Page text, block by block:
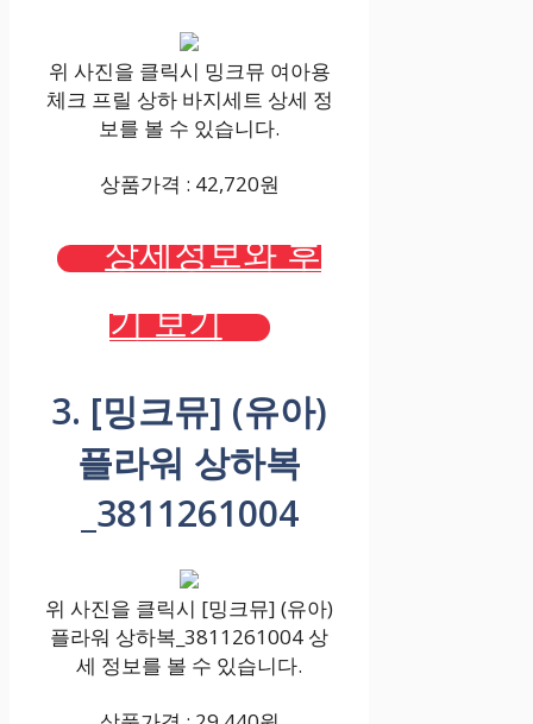
위 사진을 클릭시 밍크뮤 여아용
체크 프릴 상하 바지세트 상세 정
보를 볼 수 있습니다.
상품가격 : 42,720원
상세정보와 후
기 보기
3. [밍크뮤] (유아)
플라워 상하복
_3811261004
위 사진을 클릭시 [밍크뮤] (유아)
플라워 상하복_3811261004 상
세 정보를 볼 수 있습니다.